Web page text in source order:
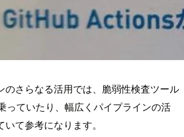
のさらなる活用では、脆弱性検査ツール
っていたり、幅広くパイプラインの活
て参考になります。